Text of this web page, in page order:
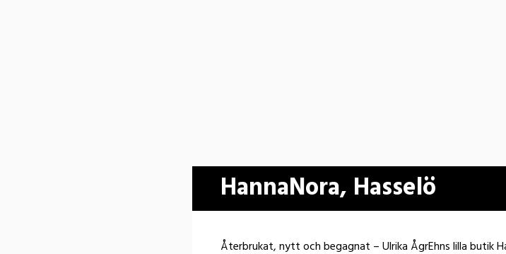
HannaNora, Hasselö
Återbrukat, nytt och begagnat – Ulrika ÅgrEhns lilla butik